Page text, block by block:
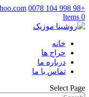
+98 998 104 0078
0 Items
خانه
حراج ها
درباره ما
تماس با ما
Select Page